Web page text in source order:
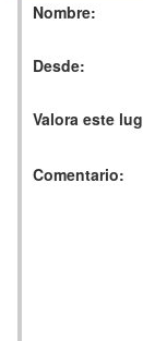
Nombre:
Desde:
Valora este
Comentario: